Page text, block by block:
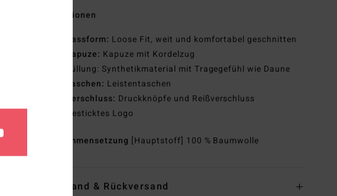
Funktionen
Passform: Loose Fit, weit und komfortabel geschnitten
Kapuze: Kapuze mit Kordelzug
Füllung: Synthetikmaterial mit Tragegefühl wie Daune
Taschen: Leistentaschen
Verschluss: Druckknöpfe und Reißverschluss
Gesticktes Logo
Zusammensetzung [Hauptstoff] 100 % Baumwolle
Versand & Rückversand